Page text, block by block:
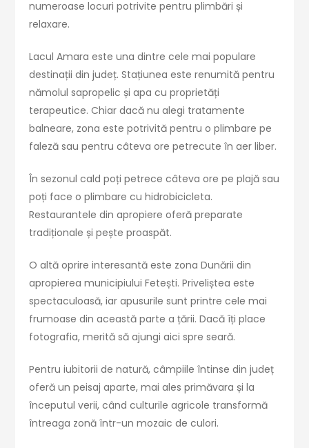
numeroase locuri potrivite pentru plimbări și
relaxare.
Lacul Amara este una dintre cele mai populare
destinații din județ. Stațiunea este renumită pentru
nămolul sapropelic și apa cu proprietăți
terapeutice. Chiar dacă nu alegi tratamente
balneare, zona este potrivită pentru o plimbare pe
faleză sau pentru câteva ore petrecute în aer liber.
În sezonul cald poți petrece câteva ore pe plajă sau
poți face o plimbare cu hidrobicicleta.
Restaurantele din apropiere oferă preparate
tradiționale și pește proaspăt.
O altă oprire interesantă este zona Dunării din
apropierea municipiului Fetești. Priveliștea este
spectaculoasă, iar apusurile sunt printre cele mai
frumoase din această parte a țării. Dacă îți place
fotografia, merită să ajungi aici spre seară.
Pentru iubitorii de natură, câmpiile întinse din județ
oferă un peisaj aparte, mai ales primăvara și la
începutul verii, când culturile agricole transformă
întreaga zonă într-un mozaic de culori.